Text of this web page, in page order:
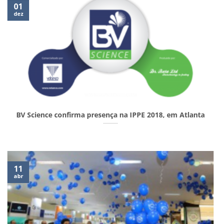
BV Science confirma presença na IPPE 2018, em Atlanta
01
dez
11
abr